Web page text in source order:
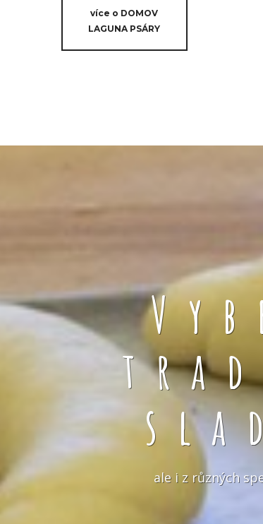
více o DOMOV
LAGUNA PSÁRY
ale i z různých